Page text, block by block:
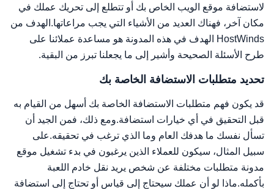
لاستضافة موقع الويب الخاص بك أو تتطلع إلى تحريك عملك في
مكان آخر، فهناك العديد من الأشياء التي يجب مراعاتها.الهدف من
HostWinds الهدف في هذه المدونة هو مساعدة عملائنا على
طرح الأسئلة الصحيحة وأشير إلى ما يجعلنا تبرز من البقية.
تحديد متطلبات الاستضافة الخاصة بك
قد يكون فهم متطلبات الاستضافة الخاصة بك أسهل من القيام به
قبل التحقيق في أي خيارات استضافة.ومع ذلك، فمن الجيد أن
تسأل نفسك ما هدفك العام وما الذي ترغب في تحقيقه.على
سبيل المثال، سيكون للعملاء الذين يرغبون في بدء تشغيل موقع
مدونة متطلبات مختلفة عن شخص يريد نقل خادم اللعبة
بأكمله.ماذا لو أن عملك سيحتاج إلى قياس أو تحتاج إلى استضافة